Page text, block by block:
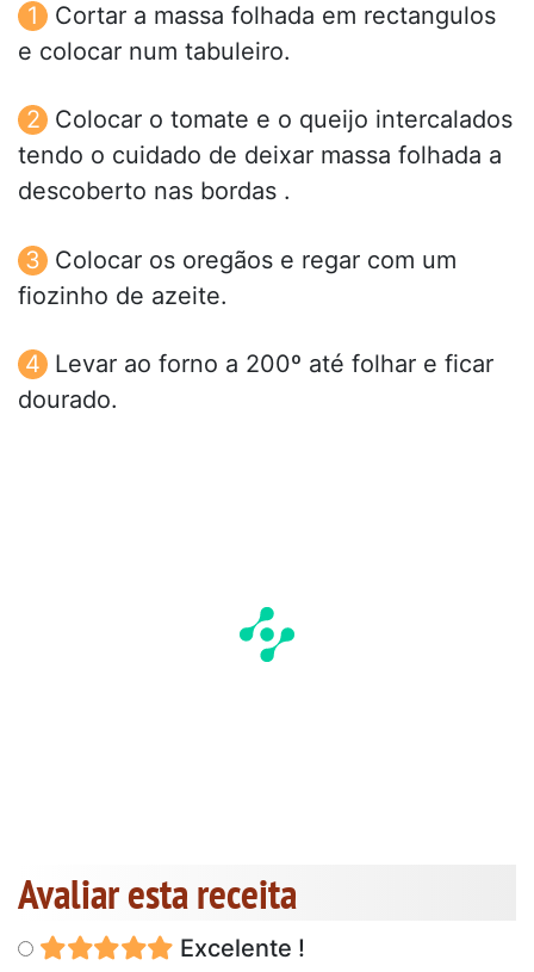
Cortar a massa folhada em rectangulos
e colocar num tabuleiro.
Colocar o tomate e o queijo intercalados
tendo o cuidado de deixar massa folhada a
descoberto nas bordas .
Colocar os oregãos e regar com um
fiozinho de azeite.
Levar ao forno a 200º até folhar e ficar
dourado.
Avaliar esta receita
Excelente !